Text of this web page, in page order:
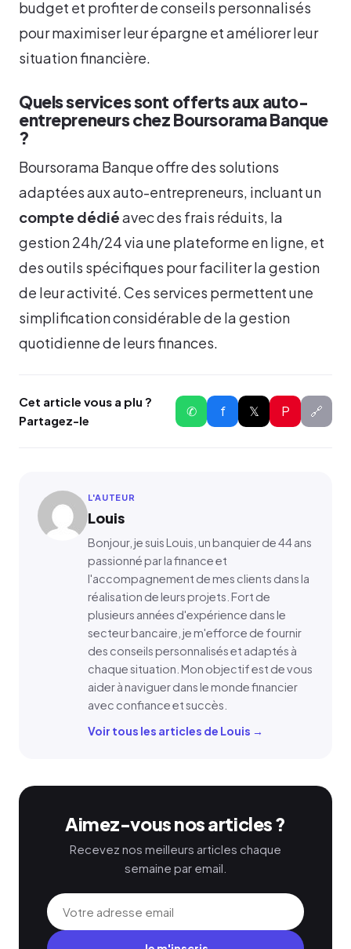
budget et profiter de conseils personnalisés
pour maximiser leur épargne et améliorer leur
situation financière.
Quels services sont offerts aux auto-
entrepreneurs chez Boursorama Banque
?
Boursorama Banque offre des solutions
adaptées aux auto-entrepreneurs, incluant un
compte dédiéavec des frais réduits, la
gestion 24h/24 via une plateforme en ligne, et
des outils spécifiques pour faciliter la gestion
de leur activité. Ces services permettent une
simplification considérable de la gestion
quotidienne de leurs finances.
Cet article vous a plu ?
Partagez-le
✆ f 𝕏 P 🔗
L'AUTEUR
Louis
Bonjour, je suis Louis, un banquier de 44 ans
passionné par la finance et
l'accompagnement de mes clients dans la
réalisation de leurs projets. Fort de
plusieurs années d'expérience dans le
secteur bancaire, je m'efforce de fournir
des conseils personnalisés et adaptés à
chaque situation. Mon objectif est de vous
aider à naviguer dans le monde financier
avec confiance et succès.
Voir tous les articles de Louis →
Aimez-vous nos articles ?
Recevez nos meilleurs articles chaque
semaine par email.